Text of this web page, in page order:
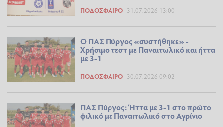
ΠΟΔΌΣΦΑΙΡΟ 31.07.2026 13:00
Ο ΠΑΣ Πύργος «συστήθηκε» -
Χρήσιμο τεστ με Παναιτωλικό και ήττα
με 3-1
ΠΟΔΌΣΦΑΙΡΟ 30.07.2026 09:02
ΠΑΣ Πύργος: Ήττα με 3-1 στο πρώτο
φιλικό με Παναιτωλικό στο Αγρίνιο